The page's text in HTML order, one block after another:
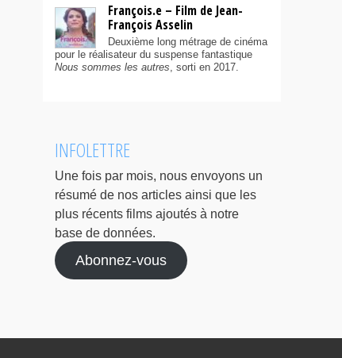
François.e – Film de Jean-
François Asselin
Deuxième long métrage de cinéma
pour le réalisateur du suspense fantastique
Nous sommes les autres, sorti en 2017.
INFOLETTRE
Une fois par mois, nous envoyons un
résumé de nos articles ainsi que les
plus récents films ajoutés à notre
base de données.
Abonnez-vous